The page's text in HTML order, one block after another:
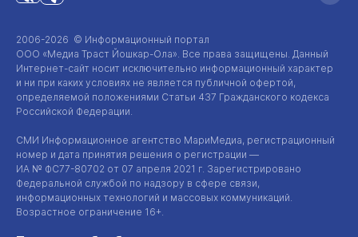
2006-2026 © Информационный портал
ООО «Медиа Траст Йошкар-Ола». Все права защищены. Данный
Интернет-сайт носит исключительно информационный характер
и ни при каких условиях не является публичной офертой,
определяемой положениями Статьи 437 Гражданского кодекса
Российской Федерации.
СМИ Информационное агентство МариМедиа, регистрационный
номер и дата принятия решения о регистрации —
ИА № ФС77-80702 от 07 апреля 2021 г. Зарегистрировано
Федеральной службой по надзору в сфере связи,
информационных технологий и массовых коммуникаций.
Возрастное ограничение 16+.